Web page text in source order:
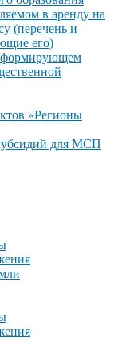
в аренду на
(перечень и
его)
формирующем
«Регионы
для МСП